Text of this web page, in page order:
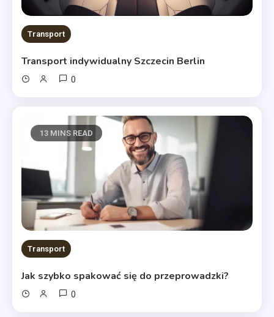
Transport
Transport indywidualny Szczecin Berlin
0
13 MINS READ
Transport
Jak szybko spakować się do przeprowadzki?
0